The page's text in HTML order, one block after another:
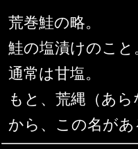
荒巻鮭の略。
鮭の塩漬けのこと
通常は甘塩。
もと、荒縄（あ
から、この名があ